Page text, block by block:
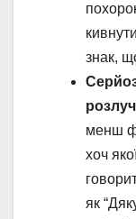
знак,
менш
хоч
як